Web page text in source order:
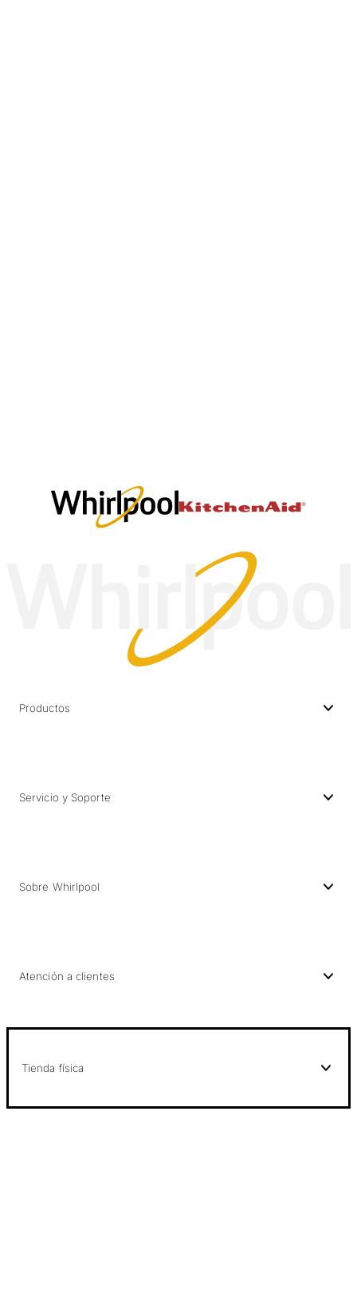
Productos
Servicio y Soporte
Sobre Whirlpool
Atención a clientes
Tienda física